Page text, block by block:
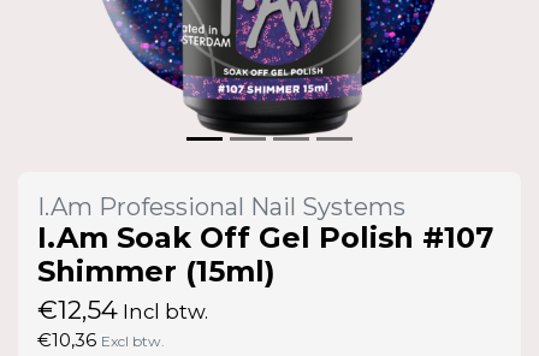
I.Am Professional Nail Systems
I.Am Soak Off Gel Polish #107
Shimmer (15ml)
€12,54 Incl btw.
€10,36 Excl btw.